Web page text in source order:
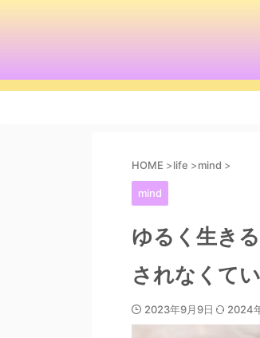
HOME >life >mind >
mind
ゆるく生き
されなくて
2023年9月9日 2024